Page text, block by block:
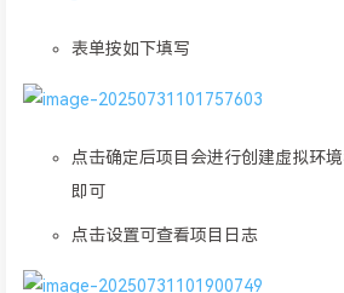
表单按如下填写
点击确定后项目会进行创建虚拟环
即可
点击设置可查看项目日志